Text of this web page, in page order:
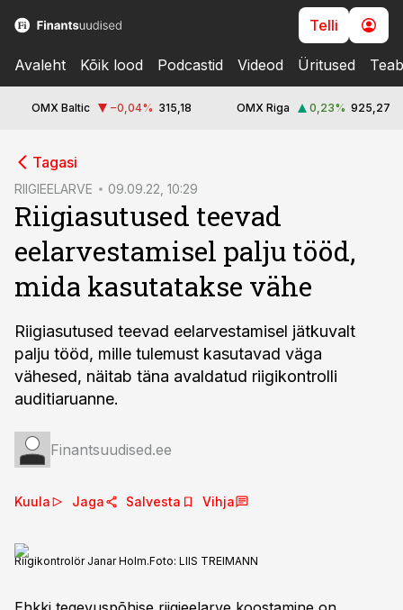
Telli
Avaleht Kõik lood Podcastid Videod Üritused
OMX Baltic −0,04% 315,18 OMX Riga 0,23% 925,27
Tagasi
RIIGIEELARVE 09.09.22, 10:29
Riigiasutused teevad
eelarvestamisel palju tööd,
mida kasutatakse vähe
Riigiasutused teevad eelarvestamisel jätkuvalt
palju tööd, mille tulemust kasutavad väga
vähesed, näitab täna avaldatud riigikontrolli
auditiaruanne.
Finantsuudised.ee
Kuula Jaga Salvesta Vihja
Riigikontrolör Janar Holm.Foto: LIIS TREIMANN